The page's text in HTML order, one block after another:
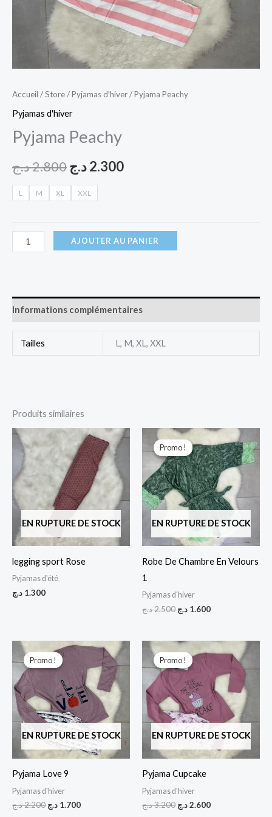
Accueil /Store/Pyjamas d'hiver/ Pyjama Peachy
Pyjamas d'hiver
Pyjama Peachy
2.800د.ج 2.300د.ج
L M XL XXL
AJOUTER AU PANIER
Informations complémentaires
Tailles L, M, XL, XXL
Produits similaires
EN RUPTURE DE STOCK
legging sport Rose
Pyjamas d'été
1.300 د.ج
Promo !
EN RUPTURE DE STOCK
Promo !
Robe De Chambre En Velours
1
Pyjamas d'hiver
2.500د.ج
Le
prix
initial
était :
2.500 د.ج.
1.600 د.ج
Le
prix
actuel
est :
Promo !
EN RUPTURE DE STOCK
Promo !
Pyjama Love 9
Pyjamas d'hiver
2.200د.ج
prix
initial
2.200 د.ج.
1.700 د.ج
Le
actuel
est :
1.700 د.ج.
Promo !
EN RUPTURE DE STOCK
Promo !
Pyjama Cupcake
Pyjamas d'hiver
3.200د.ج
Le
prix
initial
était :
3.200 د.ج.
2.600د.ج
Le
prix
actuel
est :
2.600 د.ج.